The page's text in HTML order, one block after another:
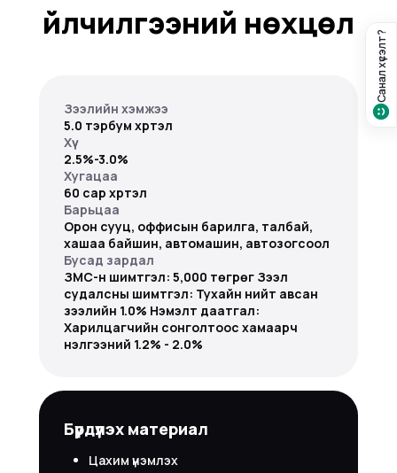
Санал хүсэлт?
Үйлчилгээний нөхцөл
Зээлийн хэмжээ
5.0 тэрбум хүртэл
Хүү
2.5%-3.0%
Хугацаа
60 сар хүртэл
Барьцаа
Орон сууц, оффисын барилга, талбай,
хашаа байшин, автомашин, автозогсоол
Бусад зардал
ЗМС-н шимтгэл: 5,000 төгрөг Зээл
судалсны шимтгэл: Тухайн нийт авсан
зээлийн 1.0% Нэмэлт даатгал:
Харилцагчийн сонголтоос хамаарч
үнэлгээний 1.2% - 2.0%
Бүрдүүлэх материал
Цахим үнэмлэх